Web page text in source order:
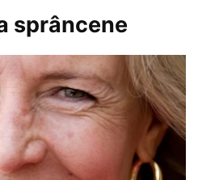
sprâncene